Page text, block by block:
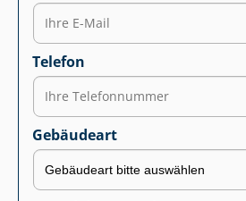
Telefon
Gebäudeart